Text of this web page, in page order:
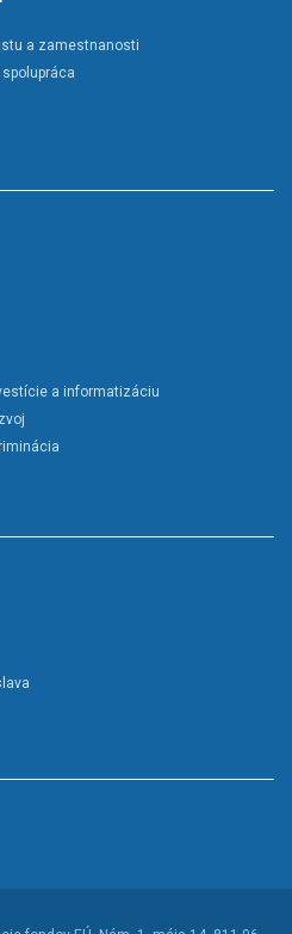
a zamestnanosti
a informatizáciu